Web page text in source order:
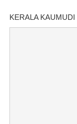
KERALA KAUMUDI